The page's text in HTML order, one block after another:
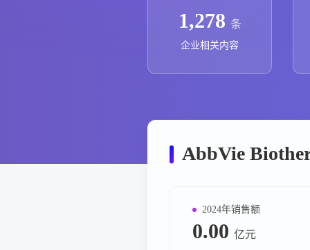
药品生产企业
1,278 条
企业相关内容
AbbVie
2024年销售额
0.00 亿元